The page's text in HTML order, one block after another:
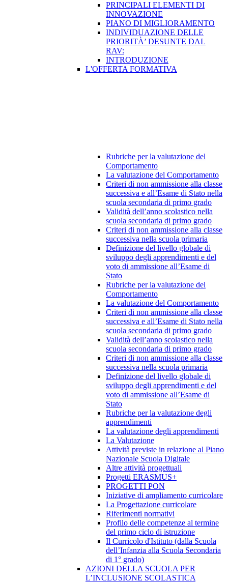
PRINCIPALI ELEMENTI DI
INNOVAZIONE
PIANO DI MIGLIORAMENTO
INDIVIDUAZIONE DELLE
PRIORITÀ’ DESUNTE DAL
RAV:
INTRODUZIONE
L'OFFERTA FORMATIVA
Rubriche per la valutazione del
Comportamento
La valutazione del Comportamento
Criteri di non ammissione alla classe
successiva e all’Esame di Stato nella
scuola secondaria di primo grado
Validità dell’anno scolastico nella
scuola secondaria di primo grado
Criteri di non ammissione alla classe
successiva nella scuola primaria
Definizione del livello globale di
sviluppo degli apprendimenti e del
voto di ammissione all’Esame di
Stato
Rubriche per la valutazione del
Comportamento
La valutazione del Comportamento
Criteri di non ammissione alla classe
successiva e all’Esame di Stato nella
scuola secondaria di primo grado
Validità dell’anno scolastico nella
scuola secondaria di primo grado
Criteri di non ammissione alla classe
successiva nella scuola primaria
Definizione del livello globale di
sviluppo degli apprendimenti e del
voto di ammissione all’Esame di
Stato
Rubriche per la valutazione degli
apprendimenti
La valutazione degli apprendimenti
La Valutazione
Attività previste in relazione al Piano
Nazionale Scuola Digitale
Altre attività progettuali
Progetti ERASMUS+
PROGETTI PON
Iniziative di ampliamento curricolare
La Progettazione curricolare
Riferimenti normativi
Profilo delle competenze al termine
del primo ciclo di istruzione
Il Curricolo d'Istituto (dalla Scuola
dell’Infanzia alla Scuola Secondaria
di 1° grado)
AZIONI DELLA SCUOLA PER
L’INCLUSIONE SCOLASTICA